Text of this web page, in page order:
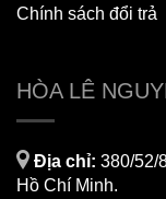
Chính sách đổi trả
HÒA LÊ
Địa chỉ: 380/52/
Hồ Chí Minh.